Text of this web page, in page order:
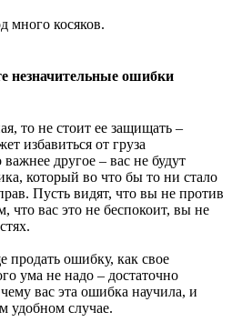
много косяков.
незначительные ошибки
то не стоит ее защищать –
избавиться от груза
другое – вас не будут
который во что бы то ни стало
Пусть видят, что вы не против
что вас это не беспокоит, вы не
продать ошибку, как свое
ума не надо – достаточно
вас эта ошибка научила, и
удобном случае.